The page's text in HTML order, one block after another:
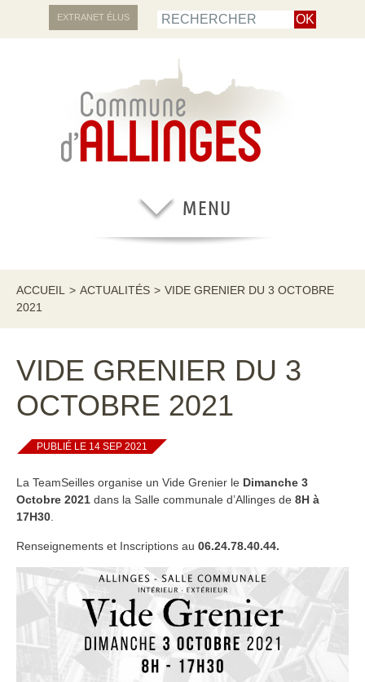
EXTRANET ÉLUS
ACCUEIL > ACTUALITÉS > VIDE GRENIER DU 3 OCTOBRE
2021
VIDE GRENIER DU 3
OCTOBRE 2021
PUBLIÉ LE 14 SEP 2021
La TeamSeilles organise un Vide Grenier le Dimanche 3
Octobre 2021 dans la Salle communale d’Allinges de 8H à
17H30
Renseignements et Inscriptions au 06.24.78.40.44.